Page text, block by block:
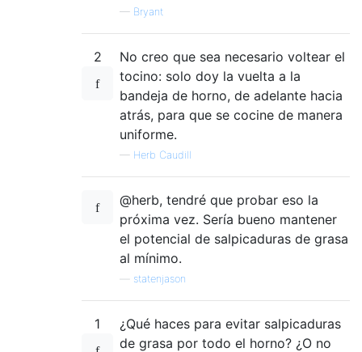
— Bryant
2
No creo que sea necesario voltear el
tocino: solo doy la vuelta a la
bandeja de horno, de adelante hacia
atrás, para que se cocine de manera
uniforme.
— Herb Caudill
@herb, tendré que probar eso la
próxima vez. Sería bueno mantener
el potencial de salpicaduras de grasa
al mínimo.
statenjason
1
¿Qué haces para evitar salpicaduras
de grasa por todo el horno? ¿O no